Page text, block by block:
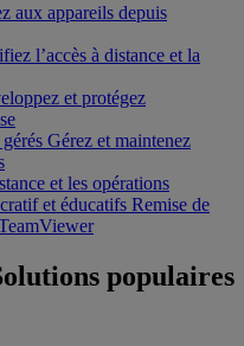
aux appareils depuis
l’accès à distance et la
et protégez
Gérez et maintenez
et les opérations
et éducatifs Remise de
populaires